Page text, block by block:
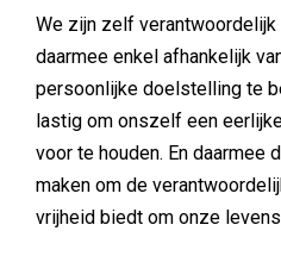
We zijn zelf verantwoordelijk
daarmee enkel afhankelijk
persoonlijke doelstelling te
lastig om onszelf een
voor te houden. En daarmee
maken om de
vrijheid biedt om onze